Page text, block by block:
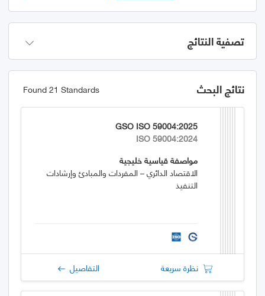
تصفية النتائج
نتائج البحث Found 21 Standards
GSO ISO 59004:2025
ISO 59004:2024
مواصفة قياسية خليجية
الاقتصاد الدائري – المفردات والمبادئ وإرشادات
التنفيذ
نظرة سريعة التفاصيل